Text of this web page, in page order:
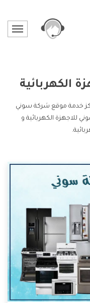
الكهربائية
خدمة موقع شركة سوني
للاجهزة الكهربائية و